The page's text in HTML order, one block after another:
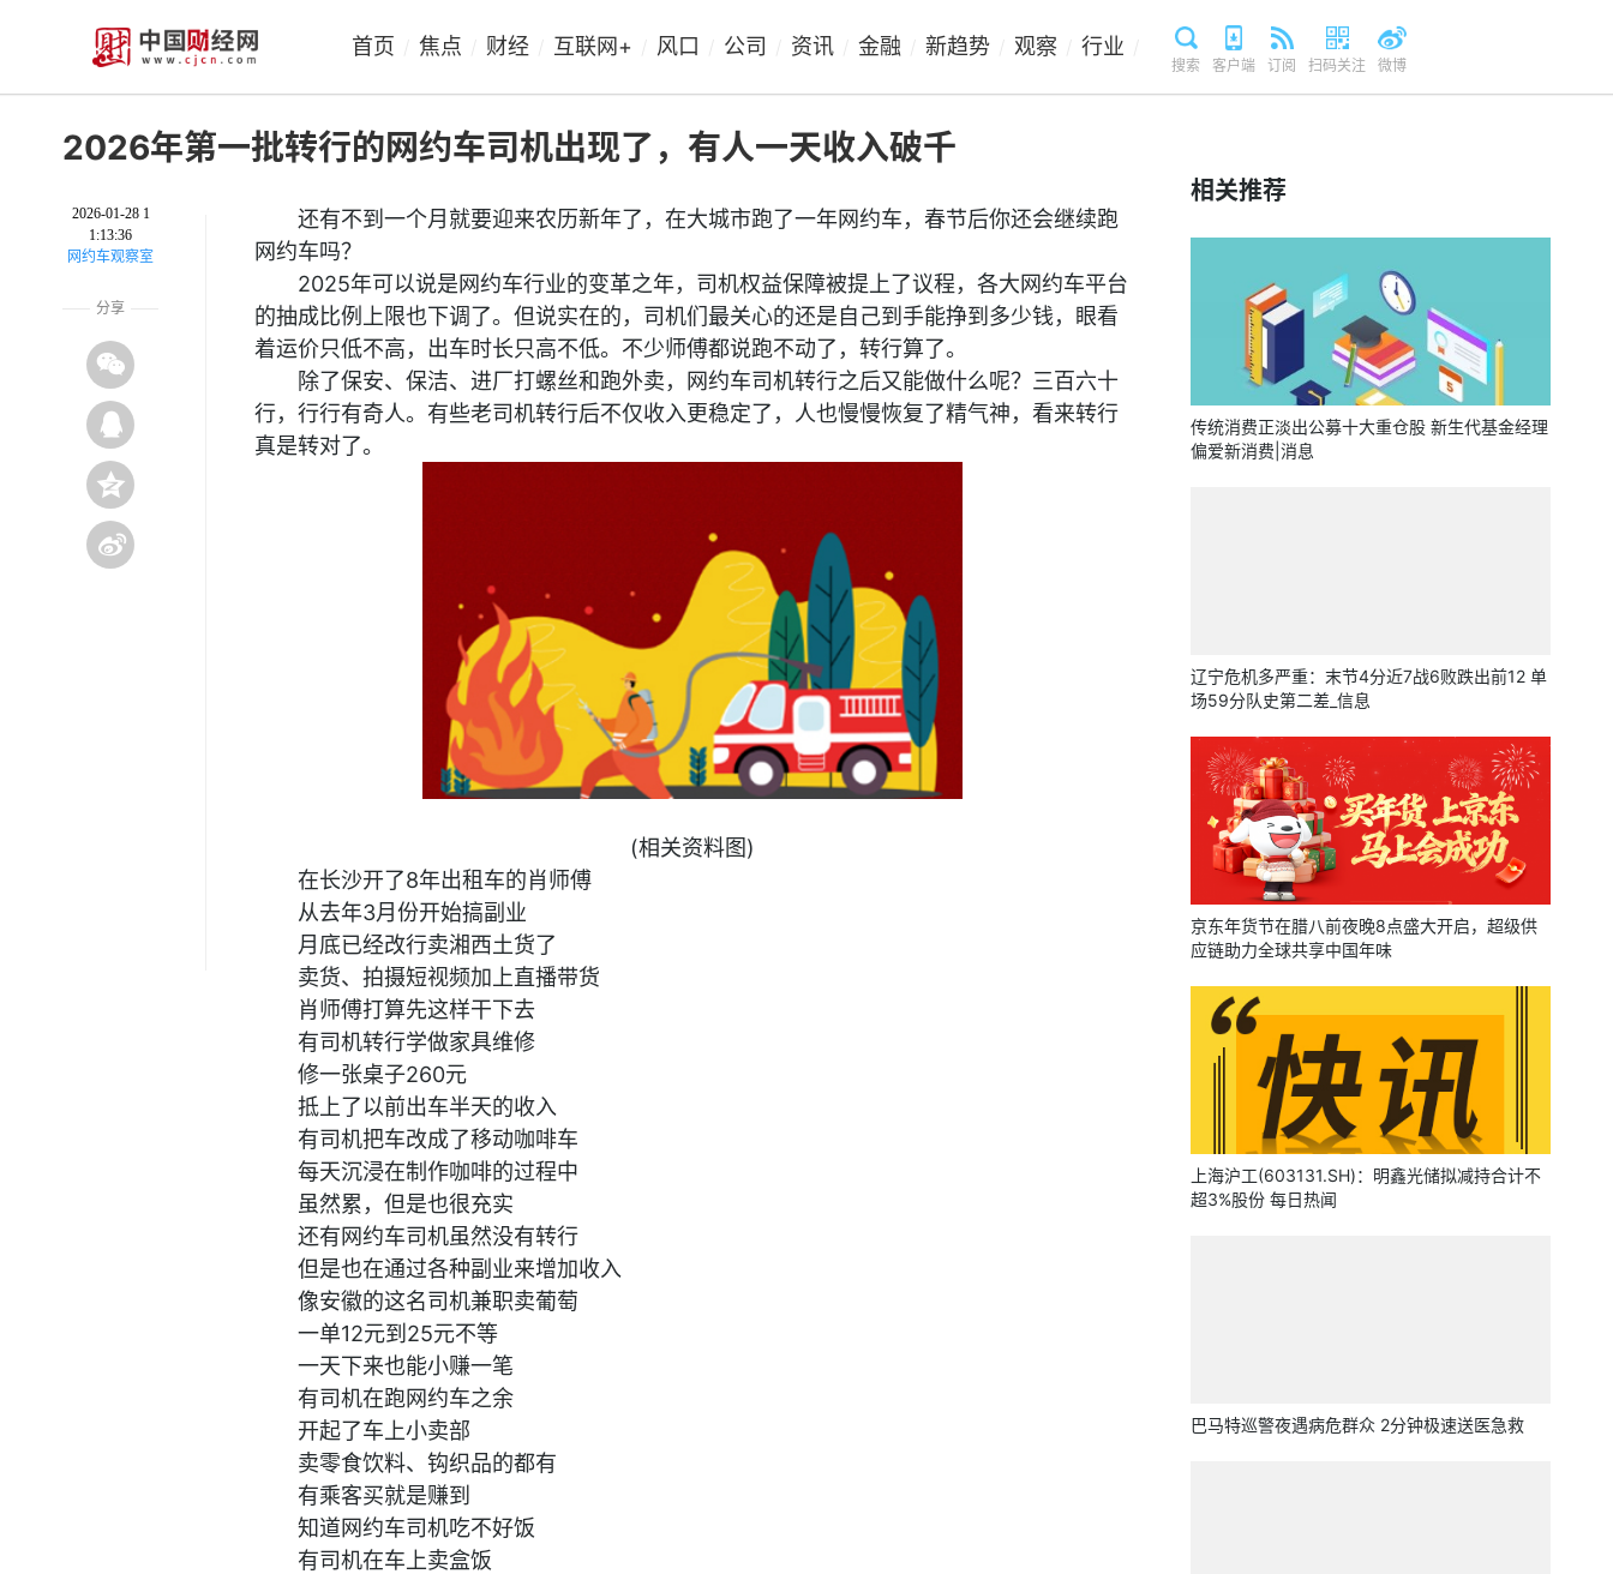
首页 焦点 财经 互联网+ 风口 公司 资讯 金融 新趋势 观察 行业
搜索 客户端 订阅 扫码关注 微博
2026年第一批转行的网约车司机出现了，有人一天收入破千
2026-01-28 1
1:13:36
网约车观察室
分享
还有不到一个月就要迎来农历新年了，在大城市跑了一年网约车，春节后你还会继续跑
网约车吗？
2025年可以说是网约车行业的变革之年，司机权益保障被提上了议程，各大网约车平台
的抽成比例上限也下调了。但说实在的，司机们最关心的还是自己到手能挣到多少钱，眼看
着运价只低不高，出车时长只高不低。不少师傅都说跑不动了，转行算了。
除了保安、保洁、进厂打螺丝和跑外卖，网约车司机转行之后又能做什么呢？三百六十
行，行行有奇人。有些老司机转行后不仅收入更稳定了，人也慢慢恢复了精气神，看来转行
真是转对了。
(相关资料图)
在长沙开了8年出租车的肖师傅
从去年3月份开始搞副业
月底已经改行卖湘西土货了
卖货、拍摄短视频加上直播带货
肖师傅打算先这样干下去
有司机转行学做家具维修
修一张桌子260元
抵上了以前出车半天的收入
有司机把车改成了移动咖啡车
每天沉浸在制作咖啡的过程中
虽然累，但是也很充实
还有网约车司机虽然没有转行
但是也在通过各种副业来增加收入
像安徽的这名司机兼职卖葡萄
一单12元到25元不等
一天下来也能小赚一笔
有司机在跑网约车之余
开起了车上小卖部
卖零食饮料、钩织品的都有
有乘客买就是赚到
知道网约车司机吃不好饭
有司机在车上卖盒饭
相关推荐
传统消费正淡出公募十大重仓股 新生代基金经理
偏爱新消费|消息
辽宁危机多严重：末节4分近7战6败跌出前12 单
场59分队史第二差_信息
京东年货节在腊八前夜晚8点盛大开启，超级供
应链助力全球共享中国年味
上海沪工(603131.SH)：明鑫光储拟减持合计不
超3%股份 每日热闻
巴马特巡警夜遇病危群众 2分钟极速送医急救